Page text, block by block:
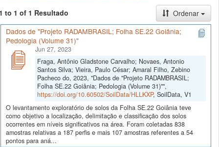
to 1 of 1 Resultado
Ordenar
Dados de "Projeto RADAMBRASIL; Folha SE.22 Goiânia;
Pedologia (Volume 31)"
Jun 27, 2023
Fraga, Antônio Gladstone Carvalho; Novaes, Antonio
Santos Silva; Vieira, Paulo César; Amaral Filho, Zebino
Pacheco do, 2023, "Dados de "Projeto RADAMBRASIL;
Folha SE.22 Goiânia; Pedologia (Volume 31)"",
https://doi.org/10.60502/SoilData/HLLKXP, SoilData, V1
O levantamento exploratório de solos da Folha SE.22 Goiânia teve
como objetivo a localização, delimitação e classificação dos solos
ocorrentes em níveis significativos na área. Foram coletadas 838
amostras relativas a 187 perfis e mais 107 amostras referentes a 54
pontos para aná...